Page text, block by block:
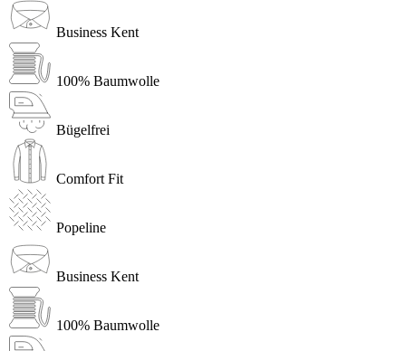
Business Kent
100% Baumwolle
Bügelfrei
Comfort Fit
Popeline
Business Kent
100% Baumwolle